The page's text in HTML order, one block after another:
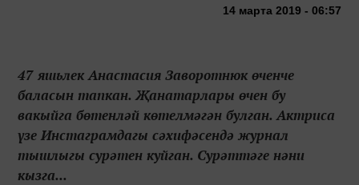
14 марта 2019 - 06:57
47 яшьлек Анастасия Заворотнюк өченче
баласын тапкан. Җанатарлары өчен бу
вакыйга бөтенләй көтелмәгән булган. Актриса
үзе Инстаграмдагы сәхифәсендә журнал
тышлыгы сурәтен куйган. Сурәттәге нәни
кызга...